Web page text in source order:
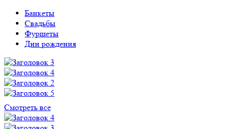
Банкеты
Свадьбы
Фуршеты
Дни рождения
Смотреть все